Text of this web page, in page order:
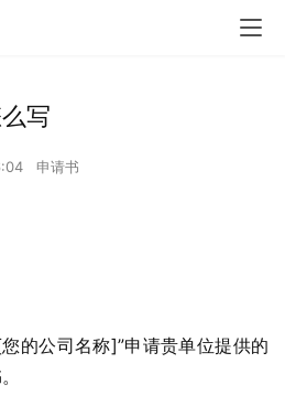
写
申请书
的公司名称]”申请贵单位提供的